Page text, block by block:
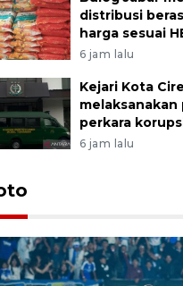
distribusi
harga sesuai
6 jam lalu
Kejari Kota
perkara
6 jam lalu